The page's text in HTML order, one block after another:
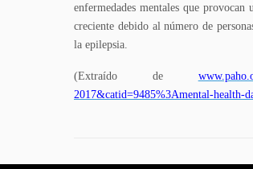
enfermedades mentales que
creciente debido al número de
la epilepsia.
(Extraído de
2017&catid=9485%3Amental-health-